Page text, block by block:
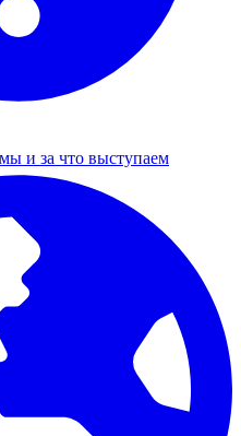
и за что выступаем